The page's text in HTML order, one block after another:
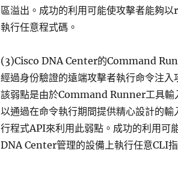
區溢出。成功的利用可能使攻擊者能夠
執行任意程式碼。
(3)Cisco DNA Center的Command
經過身份驗證的遠端攻擊者執行命令注入
該弱點是由於Command Runner工具輸
以通過在命令執行期間提供精心設計的
行程式API來利用此弱點。成功的利用可
DNA Center管理的設備上執行任意CLI